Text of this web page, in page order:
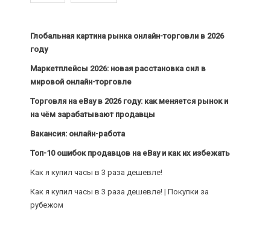
Глобальная картина рынка онлайн-торговли в 2026
году
Маркетплейсы 2026: новая расстановка сил в
мировой онлайн-торговле
Торговля на eBay в 2026 году: как меняется рынок и
на чём зарабатывают продавцы
Вакансия: онлайн-работа
Топ-10 ошибок продавцов на eBay и как их избежать
Как я купил часы в 3 раза дешевле!
Как я купил часы в 3 раза дешевле! | Покупки за
рубежом